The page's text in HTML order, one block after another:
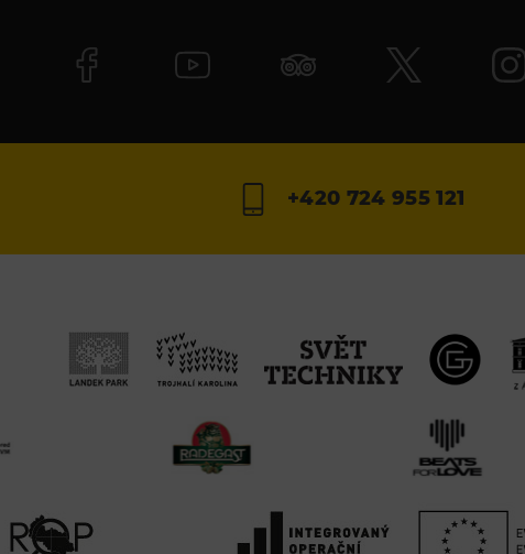
+420 724 955 121